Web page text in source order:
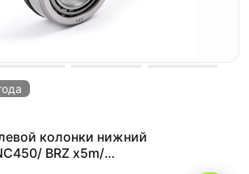
колонки нижний
BRZ x5m/